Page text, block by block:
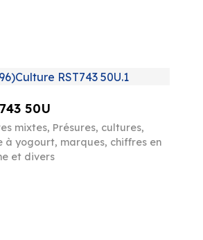
50U
mixtes, Présures, cultures,
à yogourt, marques, chiffres en
et divers